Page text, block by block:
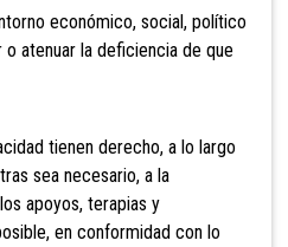
económico, social, político
atenuar la deficiencia de que
tienen derecho, a lo largo
sea necesario, a la
apoyos, terapias y
en conformidad con lo